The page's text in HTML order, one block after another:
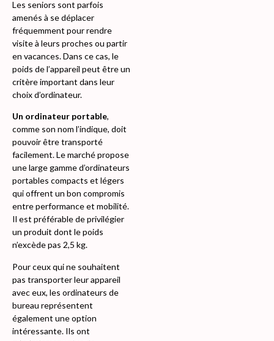
Les seniors sont parfois
amenés à se déplacer
fréquemment pour rendre
visite à leurs proches ou partir
en vacances. Dans ce cas, le
poids de l’appareil peut être un
critère important dans leur
choix d’ordinateur.
Un ordinateur portable,
comme son nom l’indique, doit
pouvoir être transporté
facilement. Le marché propose
une large gamme d’ordinateurs
portables compacts et légers
qui offrent un bon compromis
entre performance et mobilité.
Il est préférable de privilégier
un produit dont le poids
n’excède pas 2,5 kg.
Pour ceux qui ne souhaitent
pas transporter leur appareil
avec eux, les ordinateurs de
bureau représentent
également une option
intéressante. Ils ont